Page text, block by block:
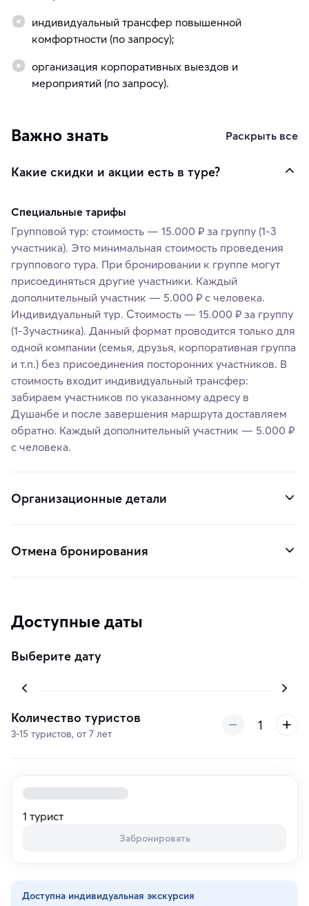
индивидуальный трансфер повышенной
комфортности (по запросу);
организация корпоративных выездов и
мероприятий (по запросу).
Важно знать Раскрыть все
Какие скидки и акции есть в туре?
Специальные тарифы
Групповой тур: стоимость — 15.000 ₽ за группу (1-3
участника). Это минимальная стоимость проведения
группового тура. При бронировании к группе могут
присоединяться другие участники. Каждый
дополнительный участник — 5.000 ₽ с человека.
Индивидуальный тур. Стоимость — 15.000 ₽ за группу
(1-3участника). Данный формат проводится только для
одной компании (семья, друзья, корпоративная группа
и т.п.) без присоединения посторонних участников. В
стоимость входит индивидуальный трансфер:
забираем участников по указанному адресу в
Душанбе и после завершения маршрута доставляем
обратно. Каждый дополнительный участник — 5.000 ₽
с человека.
Организационные детали
Отмена бронирования
Доступные даты
Выберите дату
Количество туристов
3-15 туристов, от 7 лет
1 турист
Забронировать
Доступна индивидуальная экскурсия